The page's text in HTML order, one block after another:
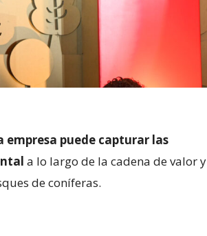
puede capturar las
a lo largo de la cadena de valor y
de coníferas.